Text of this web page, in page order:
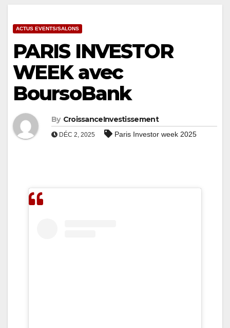
ACTUS EVENTS/SALONS
PARIS INVESTOR
WEEK avec
BoursoBank
By CroissanceInvestissement
DÉC 2, 2025 Paris Investor week 2025